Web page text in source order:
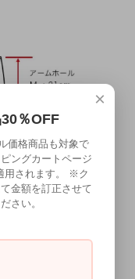
×
％OFF
価格商品も対象で
ングカートページ
用されます。 ※ク
金額を訂正させて
さい。